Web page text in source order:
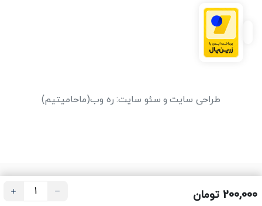
200,000 تومان
طراحی سایت و سئو سایت: ره وب(ماحامیتیم)